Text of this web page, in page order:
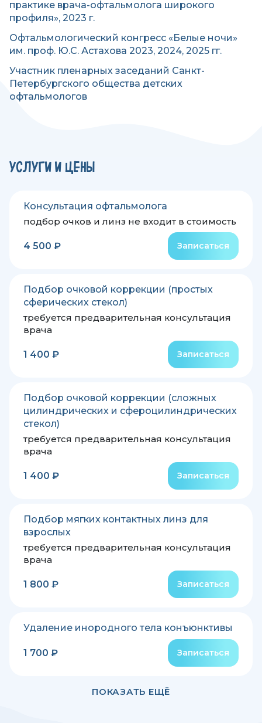
практике врача-офтальмолога широкого
профиля», 2023 г.
Офтальмологический конгресс «Белые ночи»
им. проф. Ю.С. Астахова 2023, 2024, 2025 гг.
Участник пленарных заседаний Санкт-
Петербургского общества детских
офтальмологов
УСЛУГИ И ЦЕНЫ
Консультация офтальмолога
подбор очков и линз не входит в стоимость
4 500 ₽ Записаться
Подбор очковой коррекции (простых
сферических стекол)
требуется предварительная консультация
врача
1 400 ₽ Записаться
Подбор очковой коррекции (сложных
цилиндрических и сфероцилиндрических
стекол)
требуется предварительная консультация
врача
1 400 ₽ Записаться
Подбор мягких контактных линз для
взрослых
требуется предварительная консультация
врача
1 800 ₽ Записаться
Удаление инородного тела конъюнктивы
1 700 ₽ Записаться
ПОКАЗАТЬ ЕЩЁ